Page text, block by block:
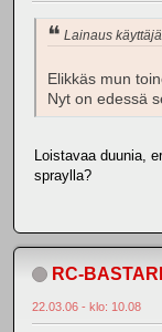
Lainaus
Elikkäs mun
Nyt on edessä
Loistavaa duunia,
spraylla?
RC-
22.03.06 - klo: 10.08